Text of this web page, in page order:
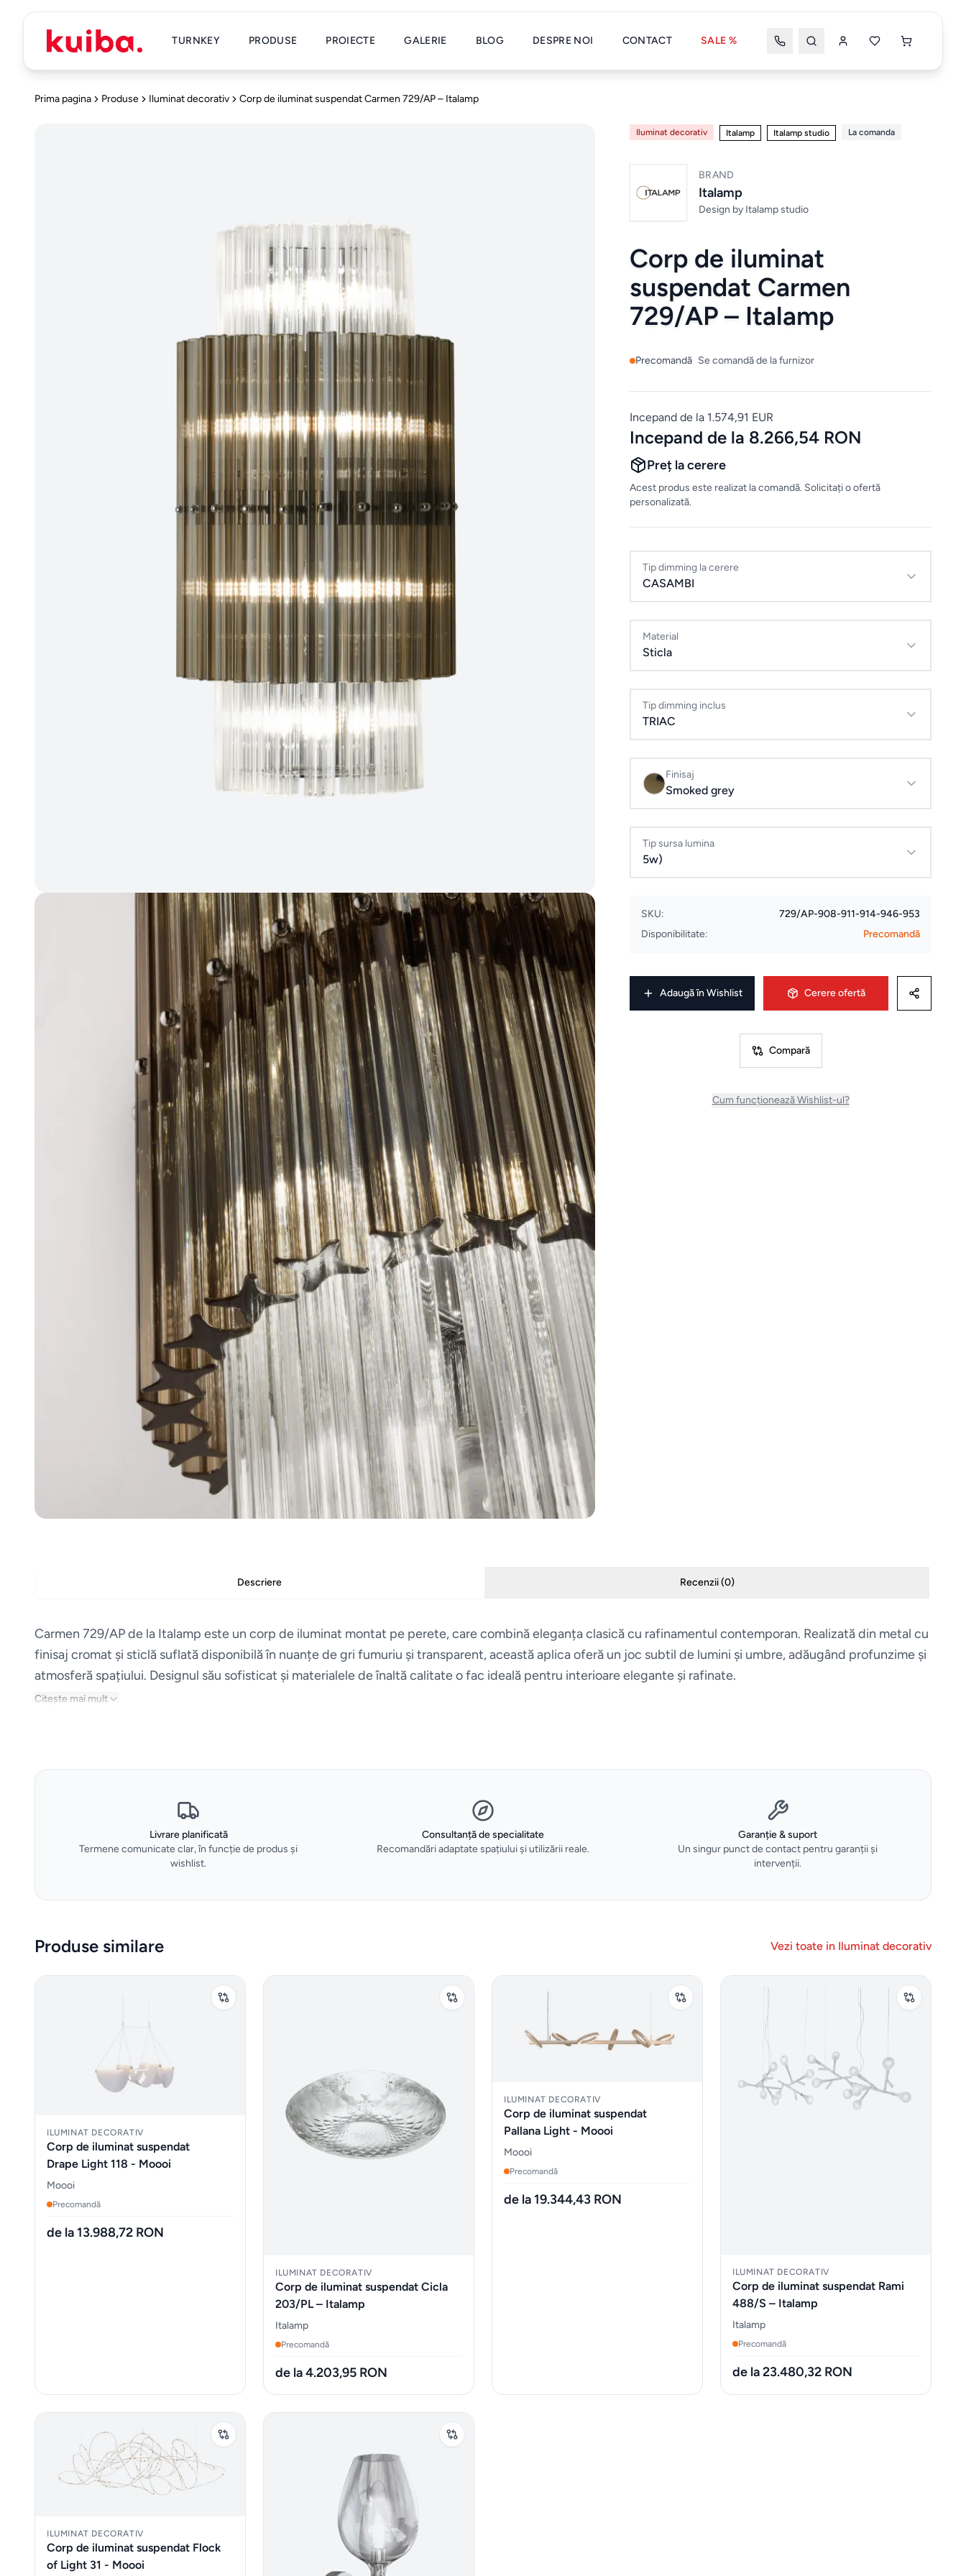
TURNKEY PRODUSE PROIECTE GALERIE BLOG DESPRE NOI CONTACT SALE %
Wishlist Wishlist nou
Prima pagina Produse Iluminat decorativ Corp de iluminat suspendat Carmen 729/AP – Italamp
Iluminat decorativ Italamp Italamp studio La comanda
BRAND
Italamp
Design by Italamp studio
Corp de iluminat
suspendat Carmen
729/AP – Italamp
Precomandă Se comandă de la furnizor
Incepand de la 1.574,91 EUR
Incepand de la 8.266,54 RON
Preț la cerere
Acest produs este realizat la comandă. Solicitați o ofertă
personalizată.
Tip dimming la cerere
CASAMBI
Material
Sticla
Tip dimming inclus
TRIAC
Finisaj
Smoked grey
Tip sursa lumina
5w)
SKU:
729/AP-908-911-914-946-953
Disponibilitate:
Precomandă
Adaugă în Wishlist Cerere ofertă
Compară
Cum funcționează Wishlist-ul?
Descriere Recenzii (0)
Carmen 729/AP de la Italamp este un corp de iluminat montat pe perete, care combină eleganța clasică cu rafinamentul contemporan. Realizată din metal cu
finisaj cromat și sticlă suflată disponibilă în nuanțe de gri fumuriu și transparent, această aplica oferă un joc subtil de lumini și umbre, adăugând profunzime și
atmosferă spațiului. Designul său sofisticat și materialele de înaltă calitate o fac ideală pentru interioare elegante și rafinate.
Citește mai mult
Livrare planificată
Termene comunicate clar, în funcție de produs și
wishlist.
Consultanță de specialitate
Recomandări adaptate spațiului și utilizării reale.
Garanție & suport
Un singur punct de contact pentru garanții și
intervenții.
Produse similare Vezi toate in Iluminat decorativ
ILUMINAT DECORATIV
Corp de iluminat suspendat
Drape Light 118 - Moooi
Moooi
Precomandă
de la 13.988,72 RON
ILUMINAT DECORATIV
Corp de iluminat suspendat Cicla
203/PL – Italamp
Italamp
Precomandă
de la 4.203,95 RON
ILUMINAT DECORATIV
Corp de iluminat suspendat
Pallana Light - Moooi
Moooi
Precomandă
de la 19.344,43 RON
ILUMINAT DECORATIV
Corp de iluminat suspendat Rami
488/S – Italamp
Italamp
Precomandă
de la 23.480,32 RON
ILUMINAT DECORATIV
Corp de iluminat suspendat Flock
of Light 31 - Moooi